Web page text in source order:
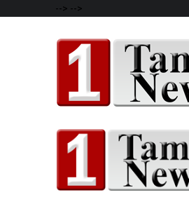
--> -->